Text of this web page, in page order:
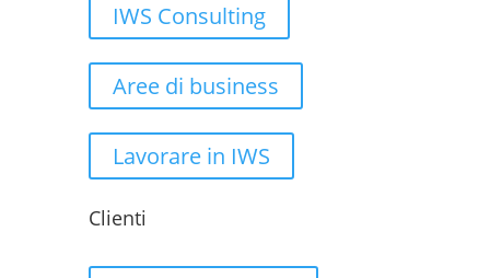
IWS Consulting
Aree di business
Lavorare in IWS
Clienti